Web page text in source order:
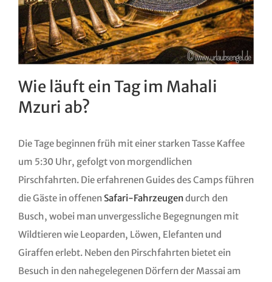
Wie läuft ein Tag im Mahali
Mzuri ab?
Die Tage beginnen früh mit einer starken Tasse Kaffee
um 5:30 Uhr, gefolgt von morgendlichen
Pirschfahrten. Die erfahrenen Guides des Camps führen
die Gäste in offenen Safari-Fahrzeugendurch den
Busch, wobei man unvergessliche Begegnungen mit
Wildtieren wie Leoparden, Löwen, Elefanten und
Giraffen erlebt. Neben den Pirschfahrten bietet ein
Besuch in den nahegelegenen Dörfern der Massai am